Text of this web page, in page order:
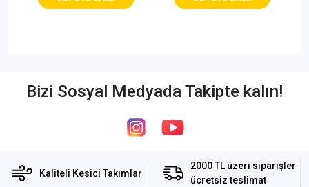
Bizi Sosyal Medyada Takipte kalın!
Kaliteli Kesici Takımlar
2000 TL üzeri siparişler
ücretsiz teslimat